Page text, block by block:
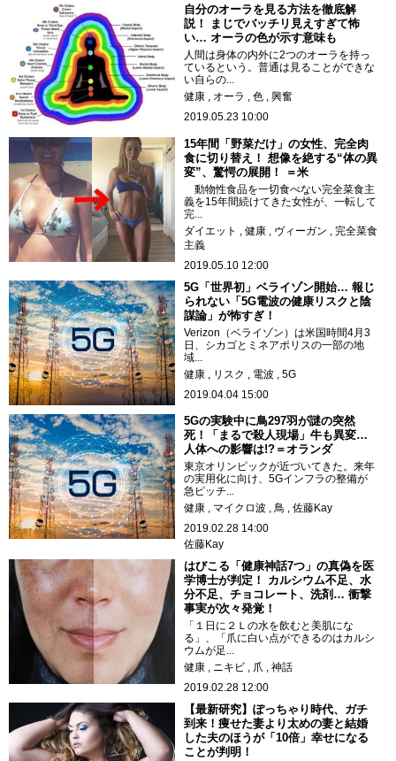
自分のオーラを見る方法を徹底解
説！ まじでバッチリ見えすぎて怖
い… オーラの色が示す意味も
人間は身体の内外に2つのオーラを持っ
ているという。普通は見ることができな
い自らの...
健康
オーラ 色
興奮
2019.05.23 10:00
15年間「野菜だけ」の女性、完全肉
食に切り替え！ 想像を絶する“体の異
変”、驚愕の展開！ ＝米
動物性食品を一切食べない完全菜食主
義を15年間続けてきた女性が、一転して
完...
ダイエット
健康 ヴィーガン
完全菜食
主義
2019.05.10 12:00
5G「世界初」ベライゾン開始… 報じ
られない「5G電波の健康リスクと陰
謀論」が怖すぎ！
Verizon（ベライゾン）は米国時間4月3
日、シカゴとミネアポリスの一部の地
域...
健康
リスク 電波
5G
2019.04.04 15:00
5Gの実験中に鳥297羽が謎の突然
死！「まるで殺人現場」牛も異変…
人体への影響は!?＝オランダ
東京オリンピックが近づいてきた。来年
の実用化に向け、5Gインフラの整備が
急ピッチ...
健康
マイクロ波 鳥
佐藤Kay
2019.02.28 14:00
佐藤Kay
はびこる「健康神話7つ」の真偽を医
学博士が判定！ カルシウム不足、水
分不足、チョコレート、洗剤… 衝撃
事実が次々発覚！
「１日に２Ｌの水を飲むと美肌にな
る」、「爪に白い点ができるのはカルシ
ウムが足...
健康
ニキビ 爪
神話
2019.02.28 12:00
【最新研究】ぽっちゃり時代、ガチ
到来！痩せた妻より太めの妻と結婚
した夫のほうが「10倍」幸せになる
ことが判明！